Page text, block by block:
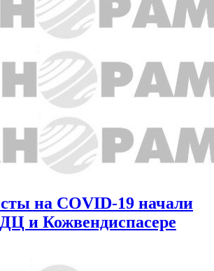
на COVID-19 начали
и Кожвендиспасере